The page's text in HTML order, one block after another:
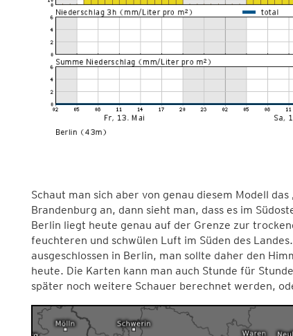
Schaut man sich aber von genau diesem Modell das
Brandenburg an, dann sieht man, dass es im
Berlin liegt heute genau auf der Grenze zur
feuchteren und schwülen Luft im Süden des
ausgeschlossen in Berlin, man sollte daher den
heute. Die Karten kann man auch Stunde für
später noch weitere Schauer berechnet werden,